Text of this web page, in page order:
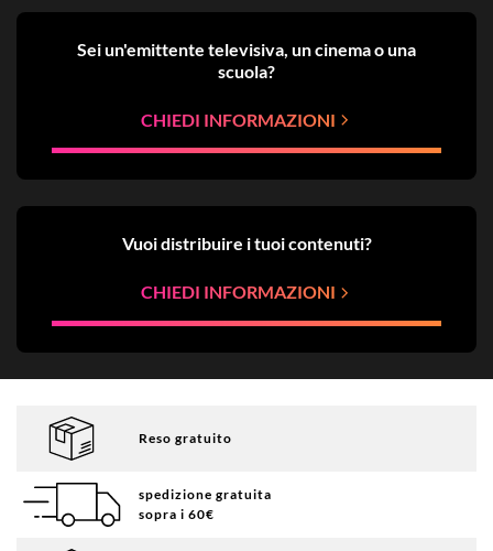
Sei un'emittente televisiva, un cinema o una
scuola?
CHIEDI INFORMAZIONI
Vuoi distribuire i tuoi contenuti?
CHIEDI INFORMAZIONI
Reso gratuito
spedizione gratuita
sopra i 60€